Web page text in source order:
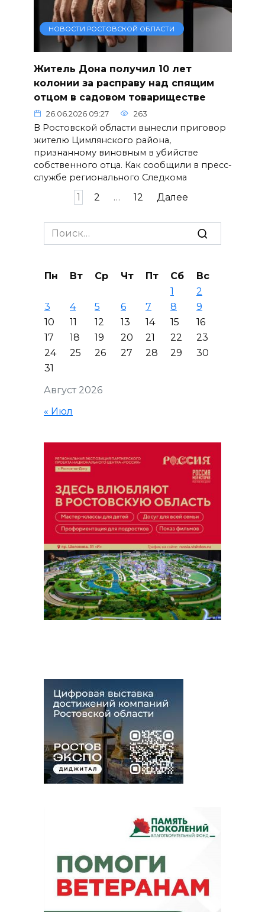
НОВОСТИ РОСТОВСКОЙ ОБЛАСТИ
Житель Дона получил 10 лет
колонии за расправу над спящим
отцом в садовом товариществе
26.06.2026 09:27 263
В Ростовской области вынесли приговор
жителю Цимлянского района,
признанному виновным в убийстве
собственного отца. Как сообщили в пресс-
службе регионального Следкома
1 2 … 12 Далее
Search
for:
Август 2026
Пн Вт Ср Чт Пт Сб
Вс
1
2
3
4 5 6 7 8
9
10
11 12 13 14 15
16
17
18 19 20 21 22
23
24
25 26 27 28 29
30
31
« Июл